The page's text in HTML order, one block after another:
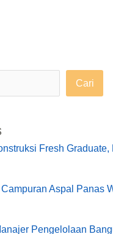
Cari
Fresh Graduate,
Aspal Panas
Pengelolaan